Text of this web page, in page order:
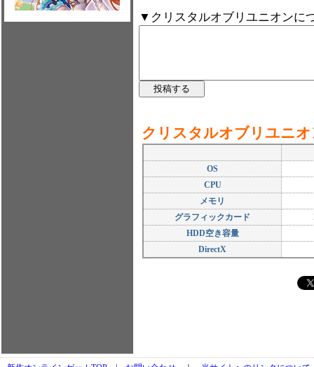
▼クリスタルオブリユニオンに
クリスタルオブリユニ
OS
CPU
メモリ
グラフィックカード
HDD空き容量
DirectX